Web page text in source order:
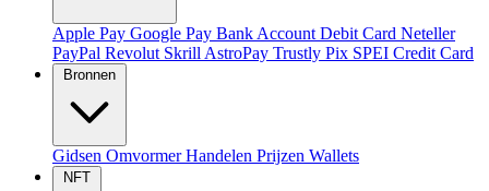
Apple Pay Google Pay Bank Account Debit Card Neteller
PayPal Revolut Skrill AstroPay Trustly Pix SPEI Credit Card
Bronnen
Gidsen OmvormerHandelen Prijzen Wallets
NFT